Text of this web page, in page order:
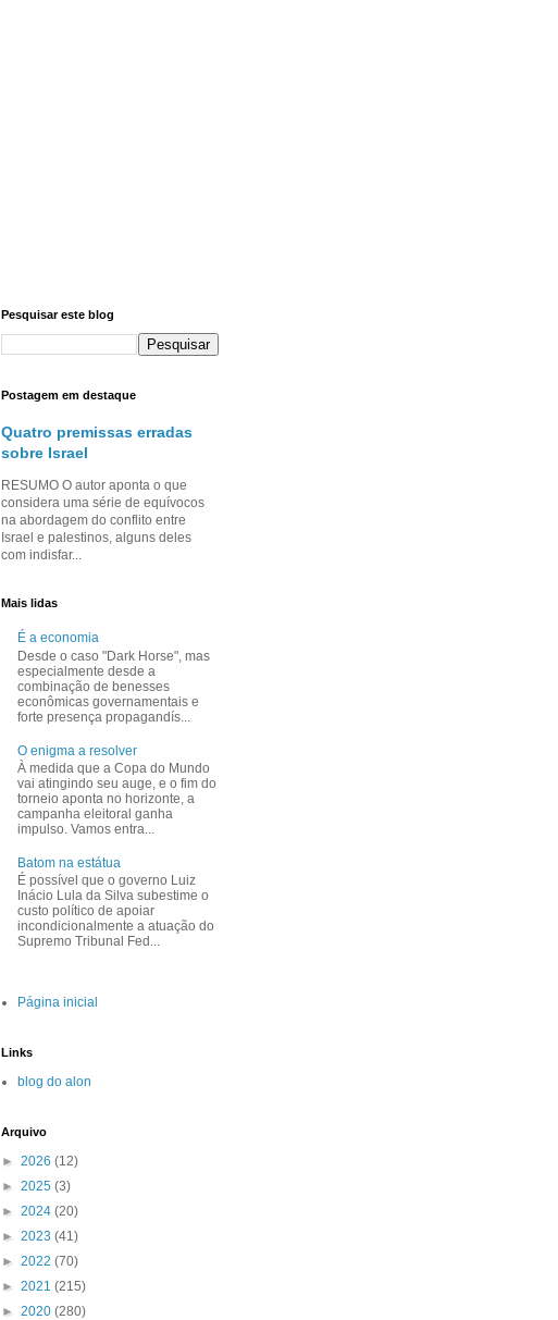
Pesquisar este blog
Postagem em destaque
Quatro premissas erradas
sobre Israel
RESUMO O autor aponta o que
considera uma série de equívocos
na abordagem do conflito entre
Israel e palestinos, alguns deles
com indisfar...
Mais lidas
É a economia
Desde o caso "Dark Horse", mas
especialmente desde a
combinação de benesses
econômicas governamentais e
forte presença propagandís...
O enigma a resolver
À medida que a Copa do Mundo
vai atingindo seu auge, e o fim do
torneio aponta no horizonte, a
campanha eleitoral ganha
impulso. Vamos entra...
Batom na estátua
É possível que o governo Luiz
Inácio Lula da Silva subestime o
custo político de apoiar
incondicionalmente a atuação do
Supremo Tribunal Fed...
Página inicial
Links
blog do alon
Arquivo
► 2026 (12)
► 2025 (3)
► 2024 (20)
► 2023 (41)
► 2022 (70)
► 2021 (215)
► 2020 (280)